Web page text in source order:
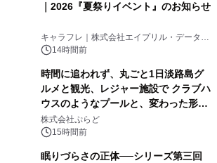
｜2026『夏祭りイベント』のお知らせ
キャラフレ｜株式会社エイプリル・データ・
デザインズ
14時間前
時間に追われず、丸ごと1日淡路島グ
ルメと観光、レジャー施設で クラブハ
ウスのようなプールと、変わった形の
サウナも 「THE BOXY AWAJI」のお
得な素泊まり連泊プランで
株式会社ぷらど
15時間前
眠りづらさの正体──シリーズ第三回